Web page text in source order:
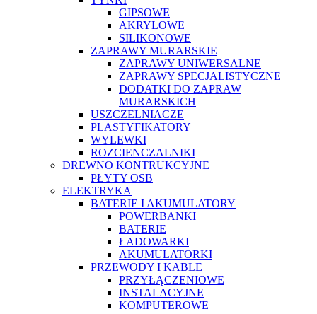
GIPSOWE
AKRYLOWE
SILIKONOWE
ZAPRAWY MURARSKIE
ZAPRAWY UNIWERSALNE
ZAPRAWY SPECJALISTYCZNE
DODATKI DO ZAPRAW
MURARSKICH
USZCZELNIACZE
PLASTYFIKATORY
WYLEWKI
ROZCIENCZALNIKI
DREWNO KONTRUKCYJNE
PŁYTY OSB
ELEKTRYKA
BATERIE I AKUMULATORY
POWERBANKI
BATERIE
ŁADOWARKI
AKUMULATORKI
PRZEWODY I KABLE
PRZYŁĄCZENIOWE
INSTALACYJNE
KOMPUTEROWE